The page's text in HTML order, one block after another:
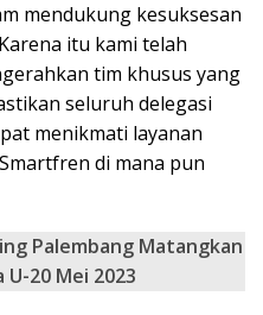
mendukung kesuksesan
itu kami telah
tim khusus yang
seluruh delegasi
menikmati layanan
di mana pun
Palembang Matangkan
20 Mei 2023